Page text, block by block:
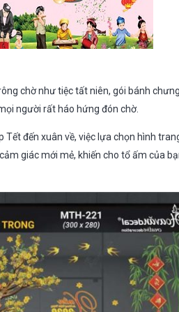
chờ như tiệc tất niên, gói bánh
người rất háo hứng đón chờ.
đến xuân về, việc lựa chọn hình
giác mới mẻ, khiến cho tổ ấm của